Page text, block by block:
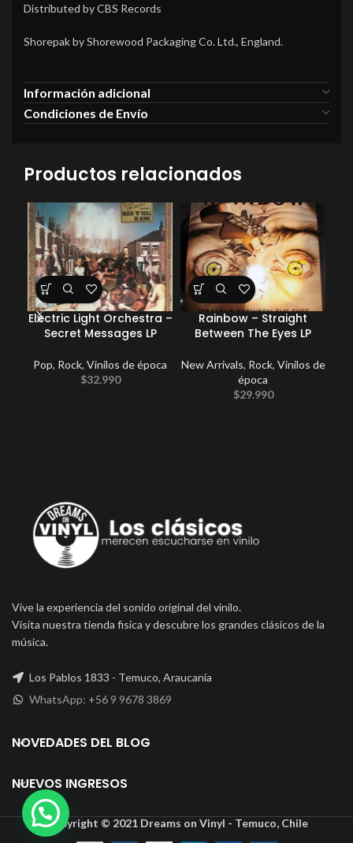
Distributed by CBS Records
Shorepak by Shorewood Packaging Co. Ltd., England.
Información adicional
Condiciones de Envío
Productos relacionados
Electric Light Orchestra –
Secret Messages LP
Pop, Rock, Vinilos de época
$32.990
Rainbow – Straight
Between The Eyes LP
New Arrivals, Rock, Vinilos de
época
$29.990
Vive la experiencia del sonido original del vinilo.
Visita nuestra tienda fisica y descubre los grandes clásicos de la
música.
Los Pablos 1833 - Temuco, Araucanía
WhatsApp: +56 9 9678 3869
NOVEDADES DEL BLOG
NUEVOS INGRESOS
Copyright © 2021 Dreams on Vinyl - Temuco, Chile